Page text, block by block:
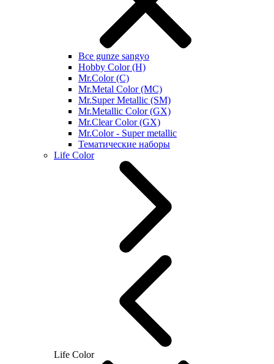
Все gunze sangyo
Hobby Color (H)
Mr.Color (C)
Mr.Metal Color (MC)
Mr.Super Metallic (SM)
Mr.Metallic Color (GX)
Mr.Clear Color (GX)
Mr.Color - Super metallic
Тематические наборы
Life Color
Life Color